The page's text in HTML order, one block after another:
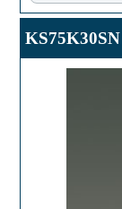
KS75K30SN